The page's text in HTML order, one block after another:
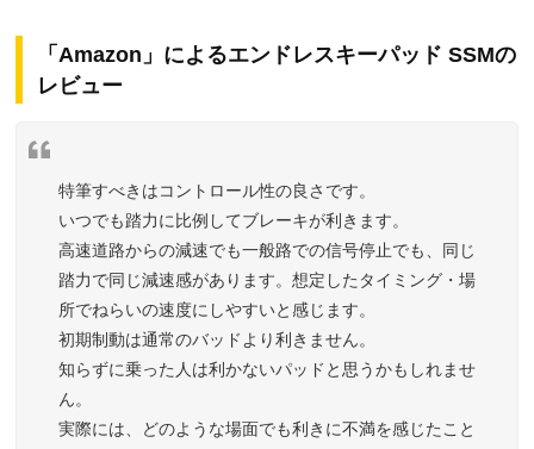
「Amazon」によるエンドレスキーパッド SSMの
レビュー
特筆すべきはコントロール性の良さです。
いつでも踏力に比例してブレーキが利きます。
高速道路からの減速でも一般路での信号停止でも、同じ
踏力で同じ減速感があります。想定したタイミング・場
所でねらいの速度にしやすいと感じます。
初期制動は通常のバッドより利きません。
知らずに乗った人は利かないパッドと思うかもしれませ
ん。
実際には、どのような場面でも利きに不満を感じたこと